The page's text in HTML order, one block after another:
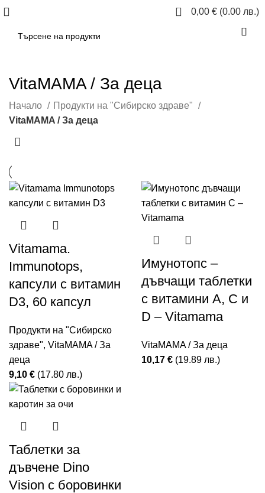
0 0,00 € (0.00 лв.)
VitaMAMA / За деца
Начало
Продукти на "Сибирско здраве"
VitaMAMA / За деца
Vitamama.
Immunotops,
капсули с витамин
D3, 60 капсул
Продукти на "Сибирско
здраве", VitaMAMA / За
деца
9,10 € (17.80 лв.)
Имунотопс –
дъвчащи таблетки
с витамини А, С и
D – Vitamama
VitaMAMA / За деца
10,17 € (19.89 лв.)
Таблетки за
дъвчене Dino
Vision с боровинки